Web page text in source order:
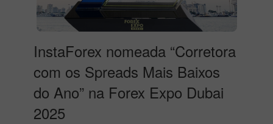
InstaForex nomeada “Corretora
com os Spreads Mais Baixos
do Ano” na Forex Expo Dubai
2025